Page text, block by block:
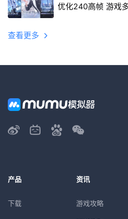
优化240高帧 游戏
查看更多
产品
下载
资讯
游戏攻略